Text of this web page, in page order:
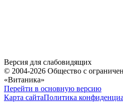
Версия для слабовидящих
© 2004-2026 Общество с
«Витаника»
Перейти в основную версию
Карта сайтаПолитика